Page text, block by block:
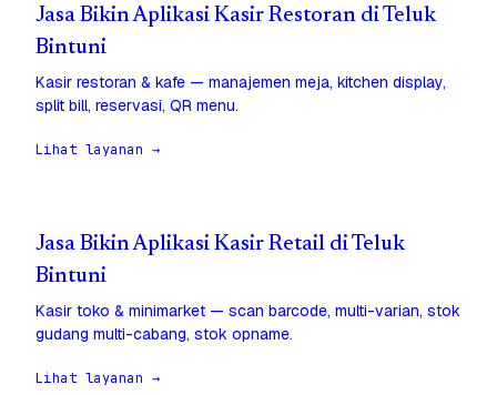
Jasa Bikin Aplikasi Kasir Restoran di Teluk
Bintuni
Kasir restoran & kafe — manajemen meja, kitchen display,
split bill, reservasi, QR menu.
Lihat layanan →
Jasa Bikin Aplikasi Kasir Retail di Teluk
Bintuni
Kasir toko & minimarket — scan barcode, multi-varian, stok
gudang multi-cabang, stok opname.
Lihat layanan →